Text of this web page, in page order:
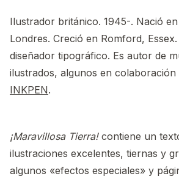
Ilustrador británico. 1945-. Nació
Londres. Creció en Romford,
diseñador tipográfico. Es autor de
ilustrados, algunos en colaboración
INKPEN.
¡Maravillosa Tierra! contiene un
ilustraciones excelentes, tiernas y
algunos «efectos especiales» y